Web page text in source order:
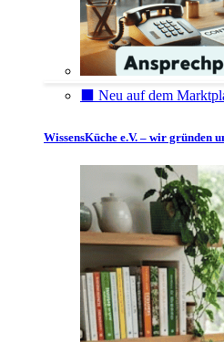
⬛️ Neu auf dem
WissensKüche e.V. – wir gründen